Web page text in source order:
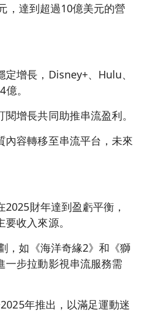
，達到超過10億美元的營
增長，Disney+、Hulu、
。
增長共同助推串流盈利。
內容轉移至串流平台，未來
財年達到盈虧平衡，
收入來源。
，如《海洋奇緣2》和《獅
一步拉動影視串流服務需
年推出，以滿足運動迷